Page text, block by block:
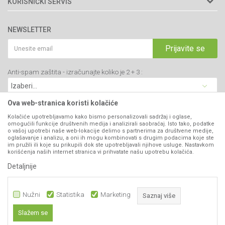
34000 Kragujevac, Srbija
webshop@agromarket.rs
PIB: 102135221
Matični broj: 07593252
Prodavnice
Brendovi
Katalozi
Blog
Najčešća pitanja
Politika privatnosti
Kako kupiti
Isporuka
Click & Collect
Načini plaćanja
Plaćanje karticama
Web kredit Raiffeisen banke
Pravo na odustajanje
Reklamacije
Zamena artikala
NEWSLETTER
Prijavite se
Anti-spam zaštita - izračunajte koliko je 2 + 3 :
VIBER I SMS NEWSLETTER
Prijavite se
PRATITE NAS
Ova web-stranica koristi kolačiće
Kolačiće upotrebljavamo kako bismo personalizovali sadržaj i oglase,
omogućili funkcije društvenih medija i analizirali saobraćaj. Isto tako, podatke
o vašoj upotrebi naše web-lokacije delimo s partnerima za društvene medije,
oglašavanje i analizu, a oni ih mogu kombinovati s drugim podacima koje ste
im pružili ili koje su prikupili dok ste upotrebljavali njihove usluge. Nastavkom
korišćenja naših internet stranica vi prihvatate našu upotrebu kolačića.
Detaljnije
Nužni Statistika Marketing Saznaj više
Slažem se